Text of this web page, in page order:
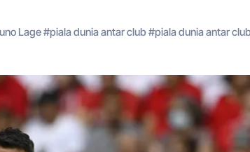
Lage#piala dunia antar club#piala dunia antar